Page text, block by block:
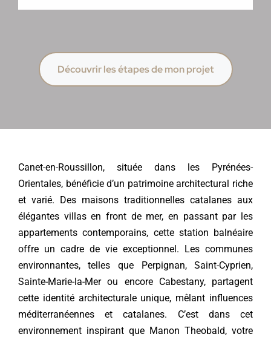
Découvrir les étapes de mon projet
Canet-en-Roussillon, située dans les Pyrénées-
Orientales, bénéficie d’un patrimoine architectural riche
et varié. Des maisons traditionnelles catalanes aux
élégantes villas en front de mer, en passant par les
appartements contemporains, cette station balnéaire
offre un cadre de vie exceptionnel. Les communes
environnantes, telles que Perpignan, Saint-Cyprien,
Sainte-Marie-la-Mer ou encore Cabestany, partagent
cette identité architecturale unique, mêlant influences
méditerranéennes et catalanes. C’est dans cet
environnement inspirant que Manon Theobald, votre